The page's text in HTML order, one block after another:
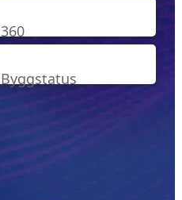
360
Byggstatus